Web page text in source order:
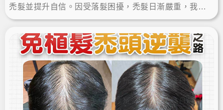
禿髮並提升自信。因受落髮困擾，禿髮日漸嚴重，我選
擇了楊氏羅丹診所的生髮療程，療程後生髮效果有感，
成功找回濃密！